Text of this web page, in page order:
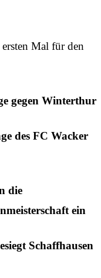
Mal für den
gegen Winterthur
des FC Wacker
die
ein
Schaffhausen